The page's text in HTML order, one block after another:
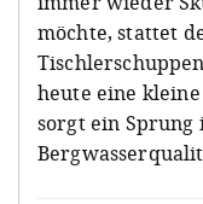
möchte, stattet
heute eine
sorgt ein Sprung